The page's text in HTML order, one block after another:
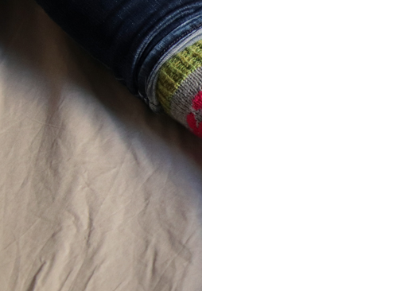
{Tricot} Flower
power socks
Ce patron a été
initialement créé pour les
membres de…